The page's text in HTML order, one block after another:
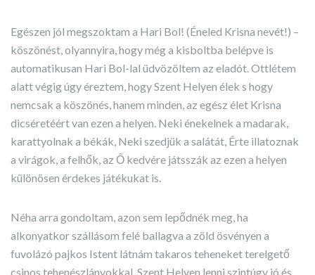
Egészen jól megszoktam a Hari Bol! (Éneled Krisna nevét!) –
köszönést, olyannyira, hogy még a kisboltba belépve is
automatikusan Hari Bol-lal üdvözöltem az eladót. Ottlétem
alatt végig úgy éreztem, hogy Szent Helyen élek s hogy
nemcsak a köszönés, hanem minden, az egész élet Krisna
dicséretéért van ezen a helyen. Neki énekelnek a madarak,
karattyolnak a békák, Neki szedjük a salátát, Érte illatoznak
a virágok, a felhők, az Ő kedvére játsszák az ezen a helyen
különösen érdekes játékukat is.
Néha arra gondoltam, azon sem lepődnék meg, ha
alkonyatkor szállásom felé ballagva a zöld ösvényen a
fuvolázó pajkos Istent látnám takaros teheneket terelgető
csinos tehenészlányokkal. Szent Helyen lenni szintúgy jó és